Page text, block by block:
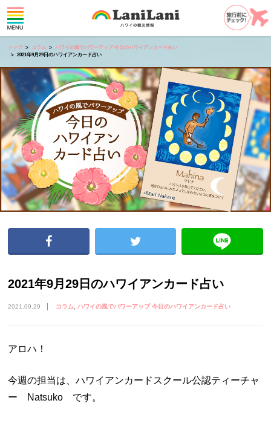
トップ コラム
ハワイの風でパワーアップ 今日のハワイアンカード占い
2021年9月29日のハワイアンカード占い
2021年9月29日のハワイアンカード占い
2021.09.29 コラム ハワイの風でパワーアップ 今日のハワイアンカード占い
アロハ！
今週の担当は、ハワイアンカードスクール公認ティーチャ
ー Natsuko です。